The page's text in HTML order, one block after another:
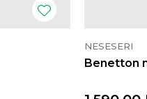
NESESERI
Benetton